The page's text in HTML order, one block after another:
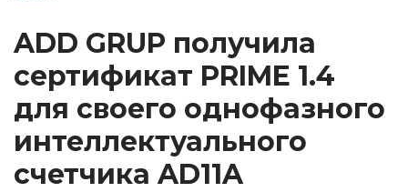
ADD GRUP получила
сертификат PRIME 1.4
для своего однофазного
интеллектуального
счетчика AD11A